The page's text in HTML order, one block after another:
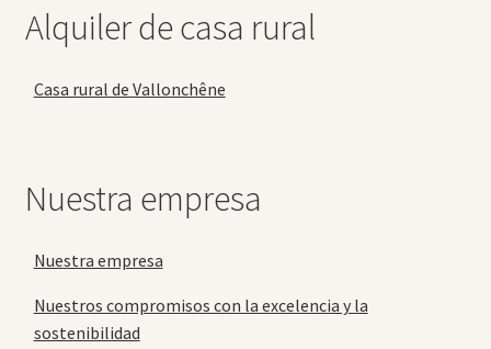
Alquiler de casa rural
Casa rural de Vallonchêne
Nuestra empresa
Nuestra empresa
Nuestros compromisos con la excelencia y la
sostenibilidad